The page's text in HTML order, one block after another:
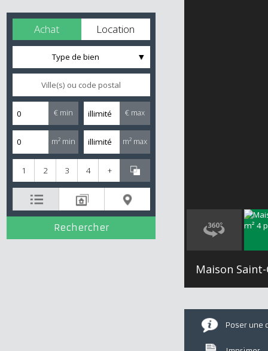
Achat Location
Type de bien
€ min € max
m² min m² max
1 2 3 4 +